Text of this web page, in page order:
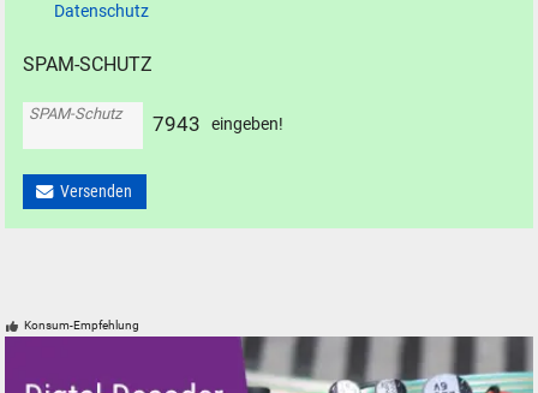
Datenschutz
SPAM-SCHUTZ
SPAM-Schutz 7943 eingeben!
Versenden
Konsum-Empfehlung